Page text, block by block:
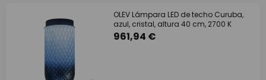
OLEV Lámpara LED de techo Curuba,
azul, cristal, altura 40 cm, 2700 K
961,94 €